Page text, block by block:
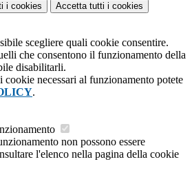
i cookies Accetta tutti i cookies
scegliere quali cookie consentire.
che consentono il funzionamento della
disabilitarli.
cookie necessari al funzionamento potete
.
non possono essere
l'elenco nella pagina della cookie